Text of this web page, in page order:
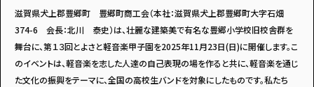
滋賀県犬上郡豊郷町 豊郷町商工会（本社：滋賀県犬上郡豊郷町大字石畑
374-6 会長：北川 泰史）は、壮麗な建築美で有名な豊郷小学校旧校舎群を
舞台に、第１３回とよさと軽音楽甲子園を2025年11月23日(日)に開催します。こ
のイベントは、軽音楽を志した人達の自己表現の場を作ると共に、軽音楽を通じ
た文化の振興をテーマに、全国の高校生バンドを対象にしたものです。私たち